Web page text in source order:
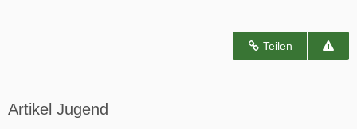
Teilen
Artikel Jugend